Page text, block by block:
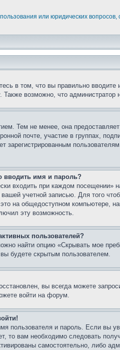
или юридических
в том, что вы правильно
возможно, что
Тем не менее, она
почте, участие в группах,
зарегистрированным
вводить имя и пароль?
входить при каждом
вашей учетной записью. Для того
на общедоступном компьютере,
эту возможность.
пользователей?
найти опцию «Скрывать мое
будете скрытым пользователем.
вы всегда можете
войти на форум.
пользователя и пароль. Если вы
то вам необходимо следовать
самостоятельно, либо